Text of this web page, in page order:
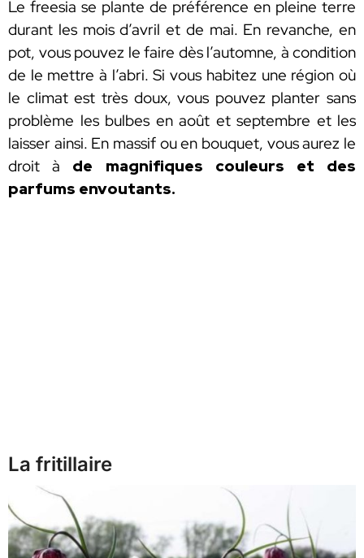
Le freesia se plante de préférence en pleine terre
durant les mois d’avril et de mai. En revanche, en
pot, vous pouvez le faire dès l’automne, à condition
de le mettre à l’abri. Si vous habitez une région où
le climat est très doux, vous pouvez planter sans
problème les bulbes en août et septembre et les
laisser ainsi. En massif ou en bouquet, vous aurez le
droit à de magnifiques couleurs et des
parfums envoutants.
La fritillaire